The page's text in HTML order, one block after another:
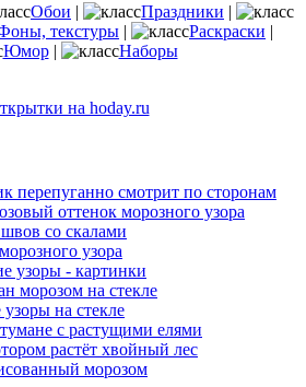
Обои | Праздники |
текстуры | Раскраски |
Юмор| Наборы
перепуганно смотрит по сторонам
оттенок морозного узора
со скалами
узора
узоры - картинки
морозом на стекле
на стекле
с растущими елями
растёт хвойный лес
морозом